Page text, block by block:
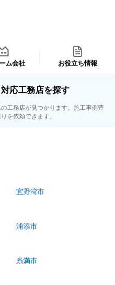
ム会社 お役立ち情報
応工務店を探す
工務店が見つかります。施工事例豊
を依頼できます。
宜野湾市
浦添市
糸満市